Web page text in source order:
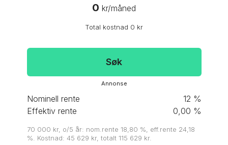
0 kr/måned
Total kostnad 0 kr
Søk
annonse
Nominell rente 12 %
Effektiv rente
0,00 %
70 000 kr, o/5 år: nom.rente 18,80 %, eff.rente 24,18
%. Kostnad: 45 629 kr, totalt 115 629 kr.